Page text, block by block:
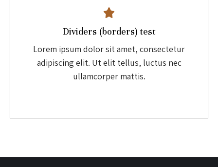
Dividers (borders) test
Lorem ipsum dolor sit amet, consectetur
adipiscing elit. Ut elit tellus, luctus nec
ullamcorper mattis.